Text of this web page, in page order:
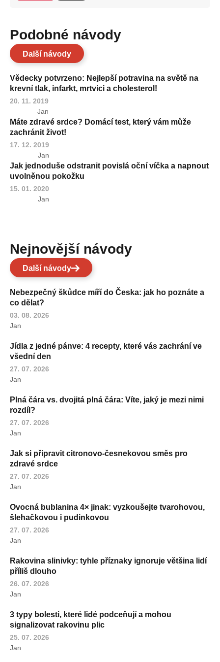
Podobné návody
Další návody
Vědecky potvrzeno: Nejlepší potravina na světě na
krevní tlak, infarkt, mrtvici a cholesterol!
20. 11. 2019
Jan
Máte zdravé srdce? Domácí test, který vám může
zachránit život!
17. 12. 2019
Jan
Jak jednoduše odstranit povislá oční víčka a napnout
uvolněnou pokožku
15. 01. 2020
Jan
Nejnovější návody
Další návody
Nebezpečný škůdce míří do Česka: jak ho poznáte a
co dělat?
03. 08. 2026
Jan
Jídla z jedné pánve: 4 recepty, které vás zachrání ve
všední den
27. 07. 2026
Jan
Plná čára vs. dvojitá plná čára: Víte, jaký je mezi nimi
rozdíl?
27. 07. 2026
Jan
Jak si připravit citronovo-česnekovou směs pro
zdravé srdce
27. 07. 2026
Jan
Ovocná bublanina 4× jinak: vyzkoušejte tvarohovou,
šlehačkovou i pudinkovou
27. 07. 2026
Jan
Rakovina slinivky: tyhle příznaky ignoruje většina lidí
příliš dlouho
26. 07. 2026
Jan
3 typy bolesti, které lidé podceňují a mohou
signalizovat rakovinu plic
25. 07. 2026
Jan